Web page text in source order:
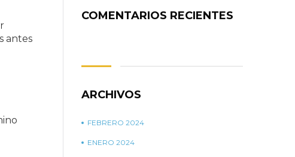
antes
COMENTARIOS RECIENTES
ARCHIVOS
FEBRERO 2024
ENERO 2024